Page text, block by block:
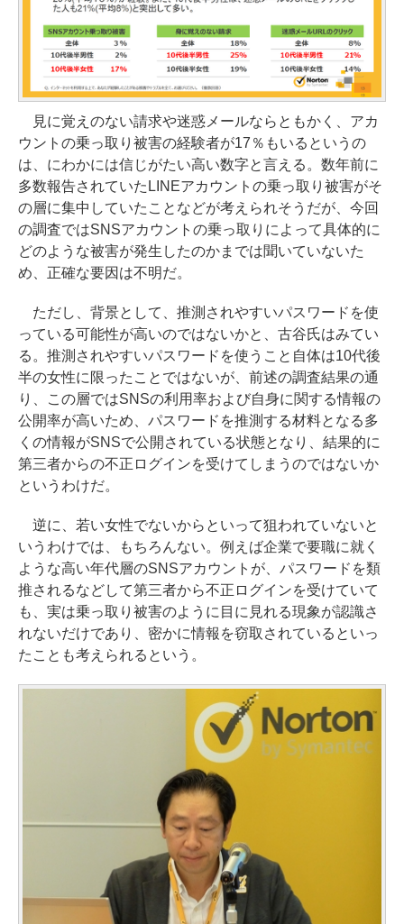
見に覚えのない請求や迷惑メールならともかく、アカ
ウントの乗っ取り被害の経験者が17％もいるというの
は、にわかには信じがたい高い数字と言える。数年前に
多数報告されていたLINEアカウントの乗っ取り被害がそ
の層に集中していたことなどが考えられそうだが、今回
の調査ではSNSアカウントの乗っ取りによって具体的に
どのような被害が発生したのかまでは聞いていないた
め、正確な要因は不明だ。
ただし、背景として、推測されやすいパスワードを使
っている可能性が高いのではないかと、古谷氏はみてい
る。推測されやすいパスワードを使うこと自体は10代後
半の女性に限ったことではないが、前述の調査結果の通
り、この層ではSNSの利用率および自身に関する情報の
公開率が高いため、パスワードを推測する材料となる多
くの情報がSNSで公開されている状態となり、結果的に
第三者からの不正ログインを受けてしまうのではないか
というわけだ。
逆に、若い女性でないからといって狙われていないと
いうわけでは、もちろんない。例えば企業で要職に就く
ような高い年代層のSNSアカウントが、パスワードを類
推されるなどして第三者から不正ログインを受けていて
も、実は乗っ取り被害のように目に見れる現象が認識さ
れないだけであり、密かに情報を窃取されているといっ
たことも考えられるという。